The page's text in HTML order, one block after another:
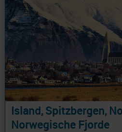
Island, Spitzbergen,
Norwegische Fjorde